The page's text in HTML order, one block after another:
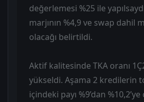
değerlemesi %25 ile
marjının %4,9 ve swap dahil
olacağı belirtildi.
Aktif kalitesinde TKA oranı
yükseldi. Aşama 2 kredilerin
içindeki payı %9’dan